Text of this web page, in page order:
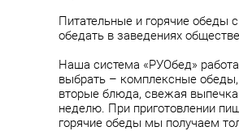
Питательные и горячие обеды
обедать в заведениях
Наша система «РУОбед»
выбрать – комплексные
вторые блюда, свежая
неделю. При приготовлении
горячие обеды мы получаем